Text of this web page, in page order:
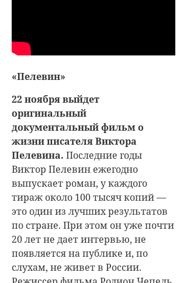
«Пелевин»
22 ноября выйдет
оригинальный
документальный фильм о
жизни писателя Виктора
Пелевина. Последние годы
Виктор Пелевин ежегодно
выпускает роман, у каждого
тираж около 100 тысяч копий —
это один из лучших результатов
по стране. При этом он уже почти
20 лет не дает интервью, не
появляется на публике и, по
слухам, не живет в России.